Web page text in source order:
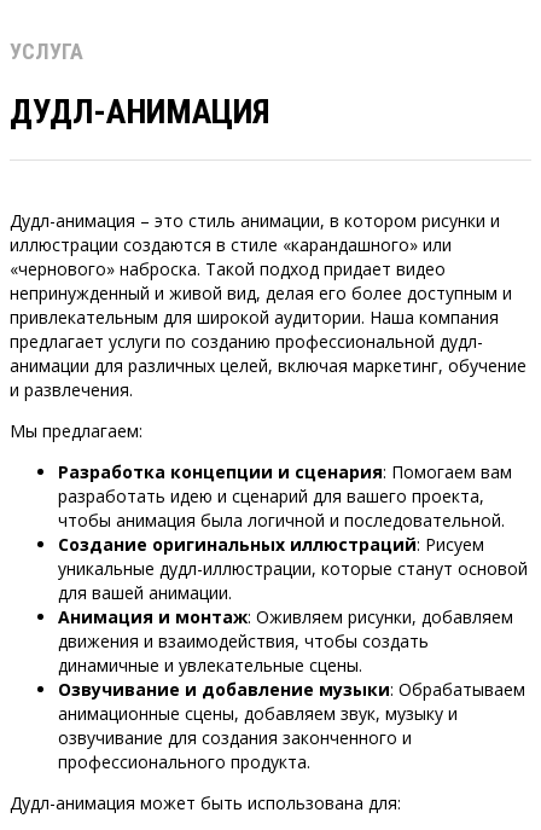
УСЛУГА
ДУДЛ-АНИМАЦИЯ
Дудл-анимация – это стиль анимации, в котором рисунки и
иллюстрации создаются в стиле «карандашного» или
«чернового» наброска. Такой подход придает видео
непринужденный и живой вид, делая его более доступным и
привлекательным для широкой аудитории. Наша компания
предлагает услуги по созданию профессиональной дудл-
анимации для различных целей, включая маркетинг, обучение
и развлечения.
Мы предлагаем:
Разработка концепции и сценария: Помогаем вам
разработать идею и сценарий для вашего проекта,
чтобы анимация была логичной и последовательной.
Создание оригинальных иллюстраций: Рисуем
уникальные дудл-иллюстрации, которые станут основой
для вашей анимации.
Анимация и монтаж: Оживляем рисунки, добавляем
движения и взаимодействия, чтобы создать
динамичные и увлекательные сцены.
Озвучивание и добавление музыки: Обрабатываем
анимационные сцены, добавляем звук, музыку и
озвучивание для создания законченного и
профессионального продукта.
Дудл-анимация может быть использована для: